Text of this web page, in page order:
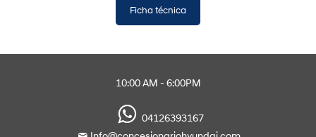
Ficha técnica
Agende una cita
10:00 AM - 6:00PM
04126393167